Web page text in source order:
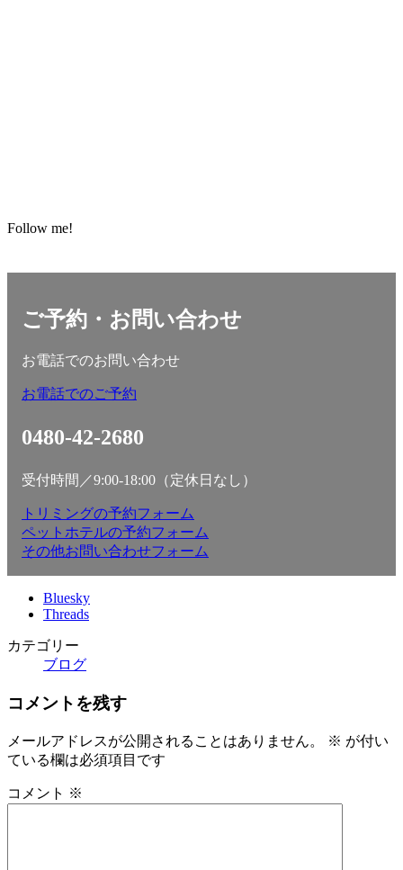
Follow me!
ご予約・お問い合わせ
お電話でのお問い合わせ
お電話でのご予約
0480-42-2680
受付時間／9:00-18:00（定休日なし）
トリミングの予約フォーム
ペットホテルの予約フォーム
その他お問い合わせフォーム
Bluesky
Threads
カテゴリー
ブログ
コメントを残す
メールアドレスが公開されることはありません。 ※ が付い
ている欄は必須項目です
コメント ※